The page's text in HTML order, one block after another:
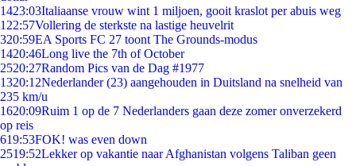
1423:03Italiaanse vrouw wint 1 miljoen, gooit kraslot per abuis weg
1 22:57Vollering de sterkste na lastige heuvelrit
320:59EA Sports FC 27 toont The Grounds-modus
1420:46Long live the 7th of October
2520:27Random Pics van de Dag #1977
1320:12Nederlander (23) aangehouden in Duitsland na snelheid van
235 km/u
1620:09Ruim 1 op de 7 Nederlanders gaan deze zomer onverzekerd
op reis
619:53FOK! was even down
2519:52Lekker op vakantie naar Afghanistan volgens Taliban geen